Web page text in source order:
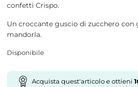
confetti Crispo.
Un croccante guscio di zucchero con
mandorla.
Disponibile
Acquista quest'articolo e ottieni